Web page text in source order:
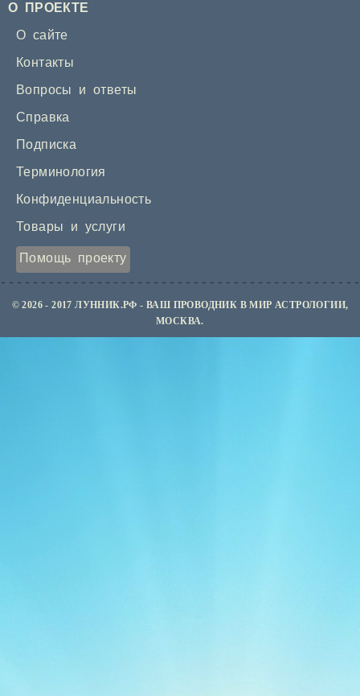
О ПРОЕКТЕ
О сайте
Контакты
Вопросы и ответы
Справка
Подписка
Терминология
Конфиденциальность
Товары и услуги
Помощь проекту
© 2026 - 2017 ЛУННИК.РФ - ВАШ ПРОВОДНИК В МИР АСТРОЛОГИИ,
МОСКВА.